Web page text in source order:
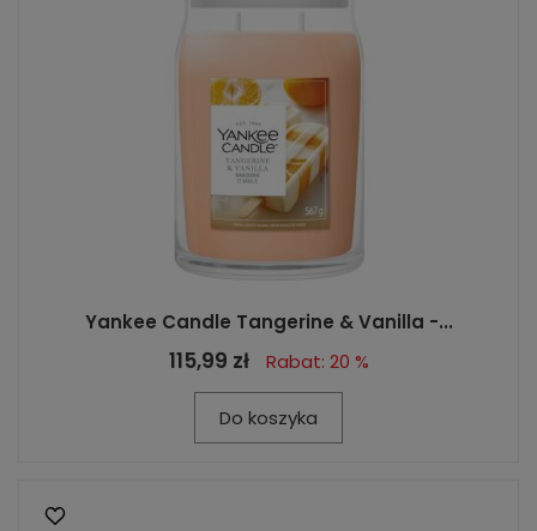
Yankee Candle Tangerine & Vanilla -...
115,99 zł Rabat: 20 %
Do koszyka